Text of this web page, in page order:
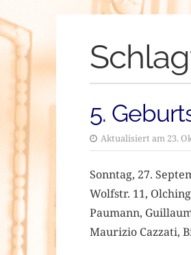
5.
Aktualisiert am 23.
Sonntag, 27.
Wolfstr. 11,
Paumann,
Maurizio Cazzati,